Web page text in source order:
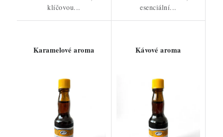
klíčovou...
esenciální...
Karamelové aroma Kávové aroma